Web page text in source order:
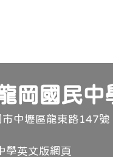
岡國民中
中壢區龍東路147號
學英文版網頁